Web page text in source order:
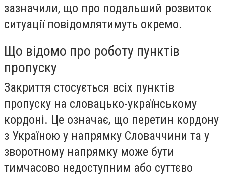
зазначили, що про подальший розвиток
ситуації повідомлятимуть окремо.
Що відомо про роботу пунктів
пропуску
Закриття стосується всіх пунктів
пропуску на словацько-українському
кордоні. Це означає, що перетин кордону
з Україною у напрямку Словаччини та у
зворотному напрямку може бути
тимчасово недоступним або суттєво